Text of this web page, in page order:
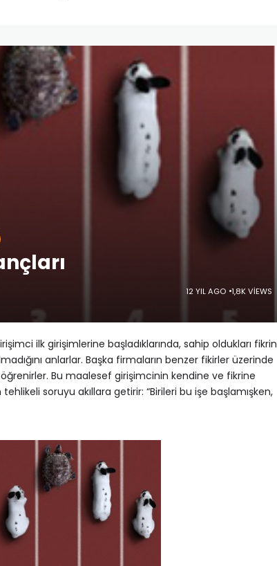
12 YIL AGO 1,8K VIEWS
ilk girişimlerine başladıklarında, sahip oldukları fikrin
anlarlar. Başka firmaların benzer fikirler üzerinde
Bu maalesef girişimcinin kendine ve fikrine
soruyu akıllara getirir: “Birileri bu işe başlamışken,